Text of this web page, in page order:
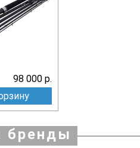
98 000 р.
бренды